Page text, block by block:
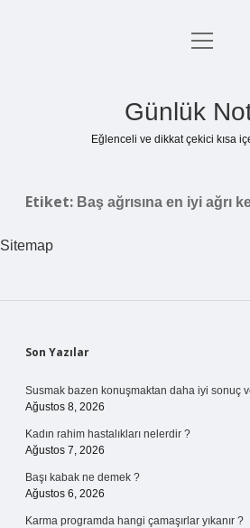
Anasayfa
menüyü
Günlük
Eğlenceli ve dikkat çekici kısa
Etiket: Baş ağrısına en iyi ağrı
Sitemap
Sidebar
Son Yazılar
Susmak bazen konuşmaktan daha iyi sonuç
Ağustos 8, 2026
Kadın rahim hastalıkları nelerdir ?
Ağustos 7, 2026
Başı kabak ne demek ?
Ağustos 6, 2026
Karma programda hangi çamaşırlar yıkanır ?